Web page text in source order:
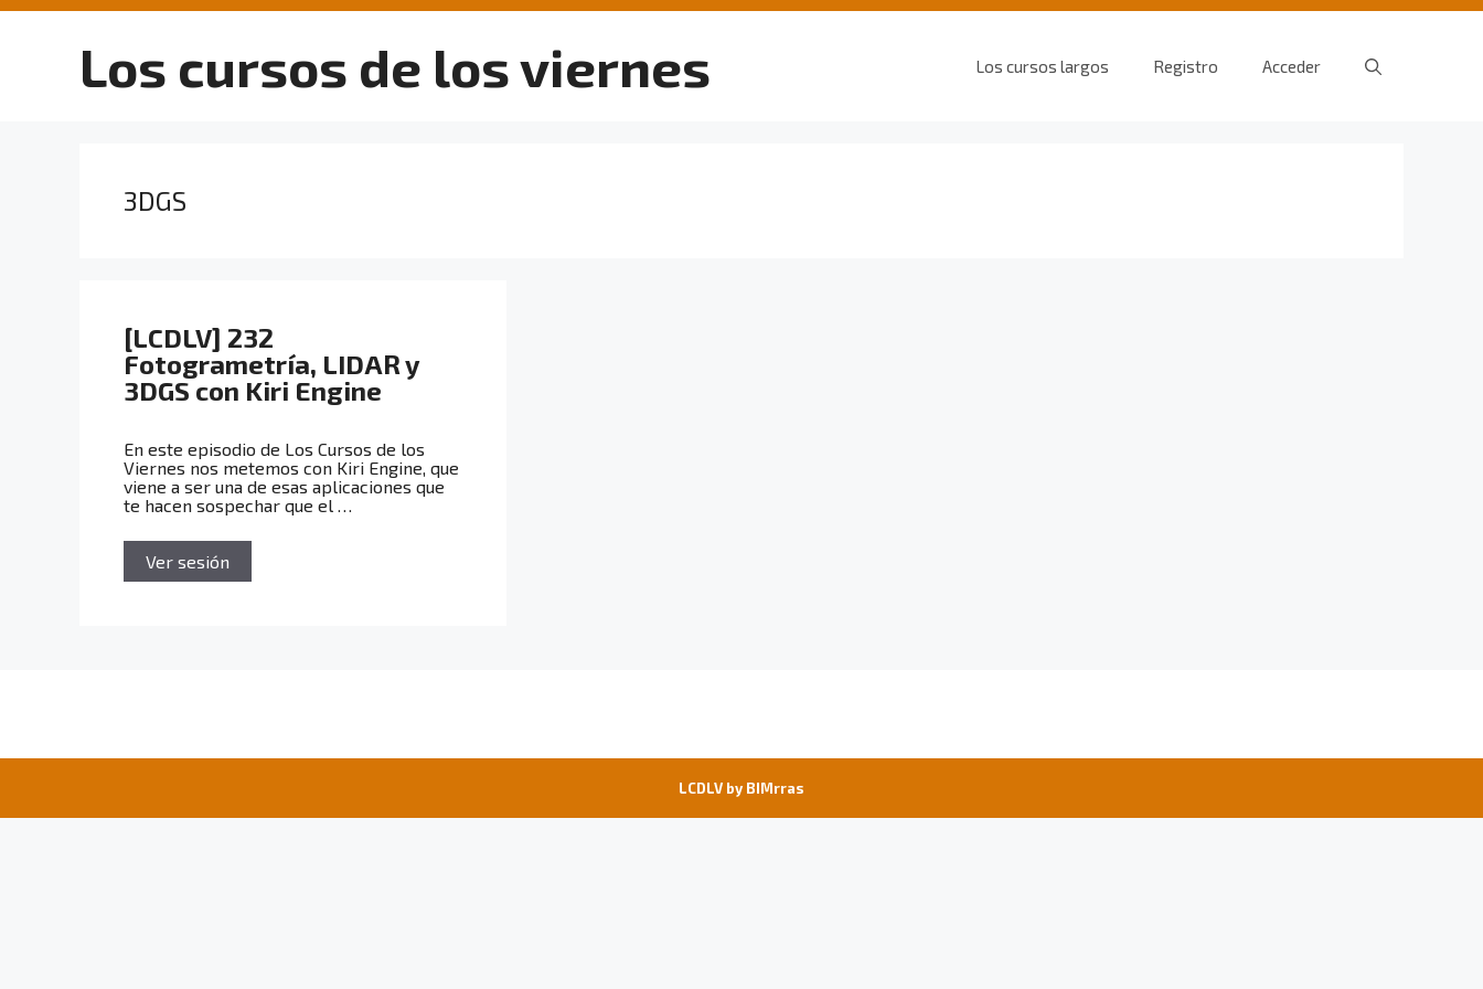
Saltar
Los cursos de los viernes Los cursos largos Registro Acceder
3DGS
[LCDLV] 232
Fotogrametría, LIDAR y
3DGS con Kiri Engine
En este episodio de Los Cursos de los
Viernes nos metemos con Kiri Engine, que
viene a ser una de esas aplicaciones que
te hacen sospechar que el …
Ver sesión
LCDLV by BIMrras